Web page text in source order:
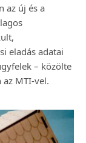
az új és a
eladás adatai
– közölte
MTI-vel.